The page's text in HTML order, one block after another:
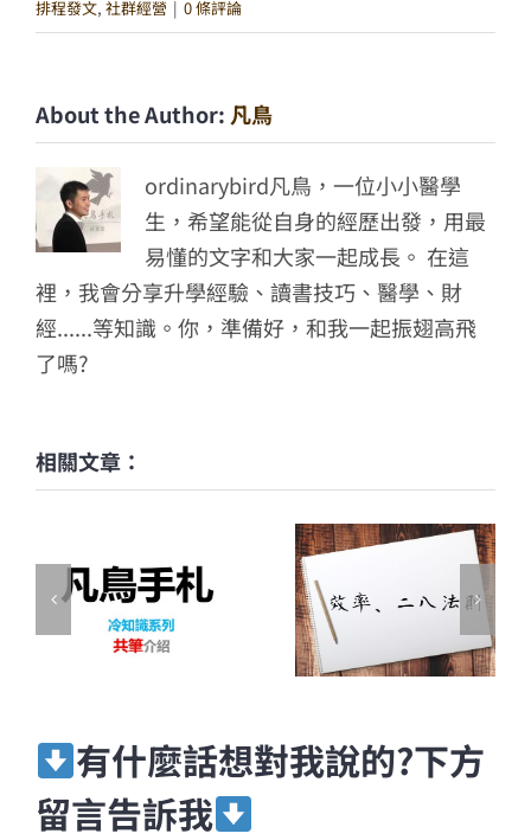
排程發文, 社群經營 | 0 條評論
About the Author: 凡鳥
ordinarybird凡鳥，一位小小醫學
生，希望能從自身的經歷出發，用最
易懂的文字和大家一起成長。 在這
裡，我會分享升學經驗、讀書技巧、醫學、財
經......等知識。你，準備好，和我一起振翅高飛
了嗎?
相關文章：
有什麼話想對我說的?下方
留言告訴我